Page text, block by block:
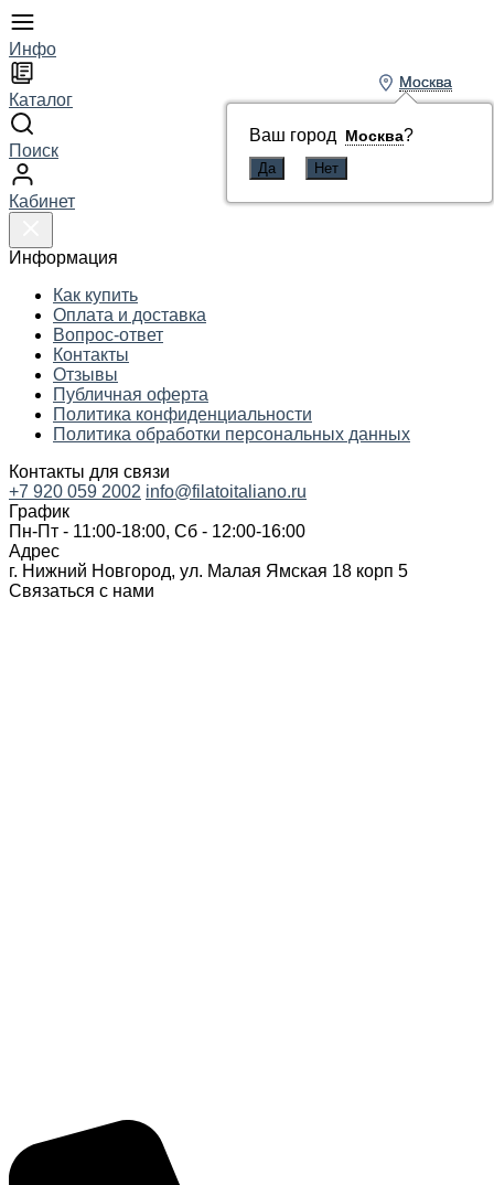
Инфо
Каталог
Поиск
Кабинет
Информация
Как купить
Оплата и доставка
Вопрос-ответ
Контакты
Отзывы
Публичная оферта
Политика конфиденциальности
Политика обработки персональных данных
Контакты для связи
Москва
Ваш город Москва?
+7 920 059 2002 info@filatoitaliano.ru
График
Пн-Пт - 11:00-18:00, Сб - 12:00-16:00
Адрес
г. Нижний Новгород, ул. Малая Ямская 18 корп 5
Связаться с нами
Москва
Ваш город Москва?